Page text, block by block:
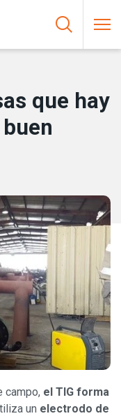
que hay
campo, el TIG forma
un electrodo de